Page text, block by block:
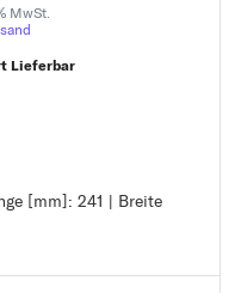
MwSt.
Lieferbar
[mm]: 241 | Breite